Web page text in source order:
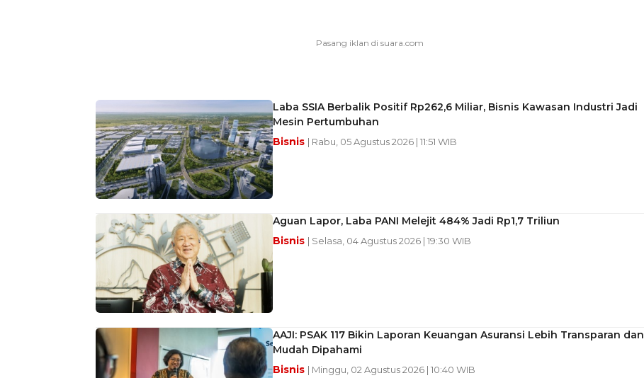
Laba SSIA Berbalik Positif Rp262,6 Miliar, Bisnis Kawasan Industri Jadi
Mesin Pertumbuhan
Bisnis | Rabu, 05 Agustus 2026 | 11:51 WIB
Aguan Lapor, Laba PANI Melejit 484% Jadi Rp1,7 Triliun
Bisnis | Selasa, 04 Agustus 2026 | 19:30 WIB
AAJI: PSAK 117 Bikin Laporan Keuangan Asuransi Lebih Transparan dan
Mudah Dipahami
Bisnis | Minggu, 02 Agustus 2026 | 10:40 WIB